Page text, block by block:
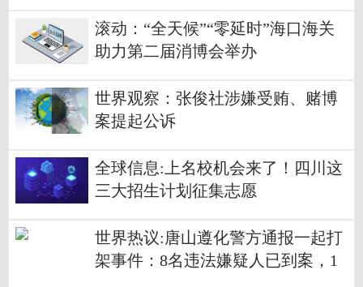
滚动：“全天候”“零延时”海口海关
助力第二届消博会举办
世界观察：张俊社涉嫌受贿、赌博
案提起公诉
全球信息:上名校机会来了！四川这
三大招生计划征集志愿
世界热议:唐山遵化警方通报一起打
架事件：8名违法嫌疑人已到案，1